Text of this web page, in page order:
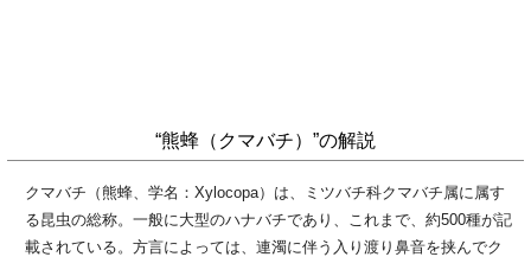
“熊蜂（クマバチ）”の解説
クマバチ（熊蜂、学名：Xylocopa）は、ミツバチ科クマバチ属に属す
る昆虫の総称。一般に大型のハナバチであり、これまで、約500種が記
載されている。方言によっては、連濁に伴う入り渡り鼻音を挟んでク